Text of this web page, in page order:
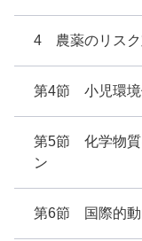
4 農薬のリスク
第4節 小児環境
第5節 化学物質
ン
第6節 国際的動